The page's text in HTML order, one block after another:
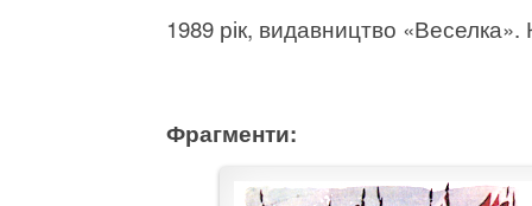
1989 рік, видавництво «Веселка».
Фрагменти: